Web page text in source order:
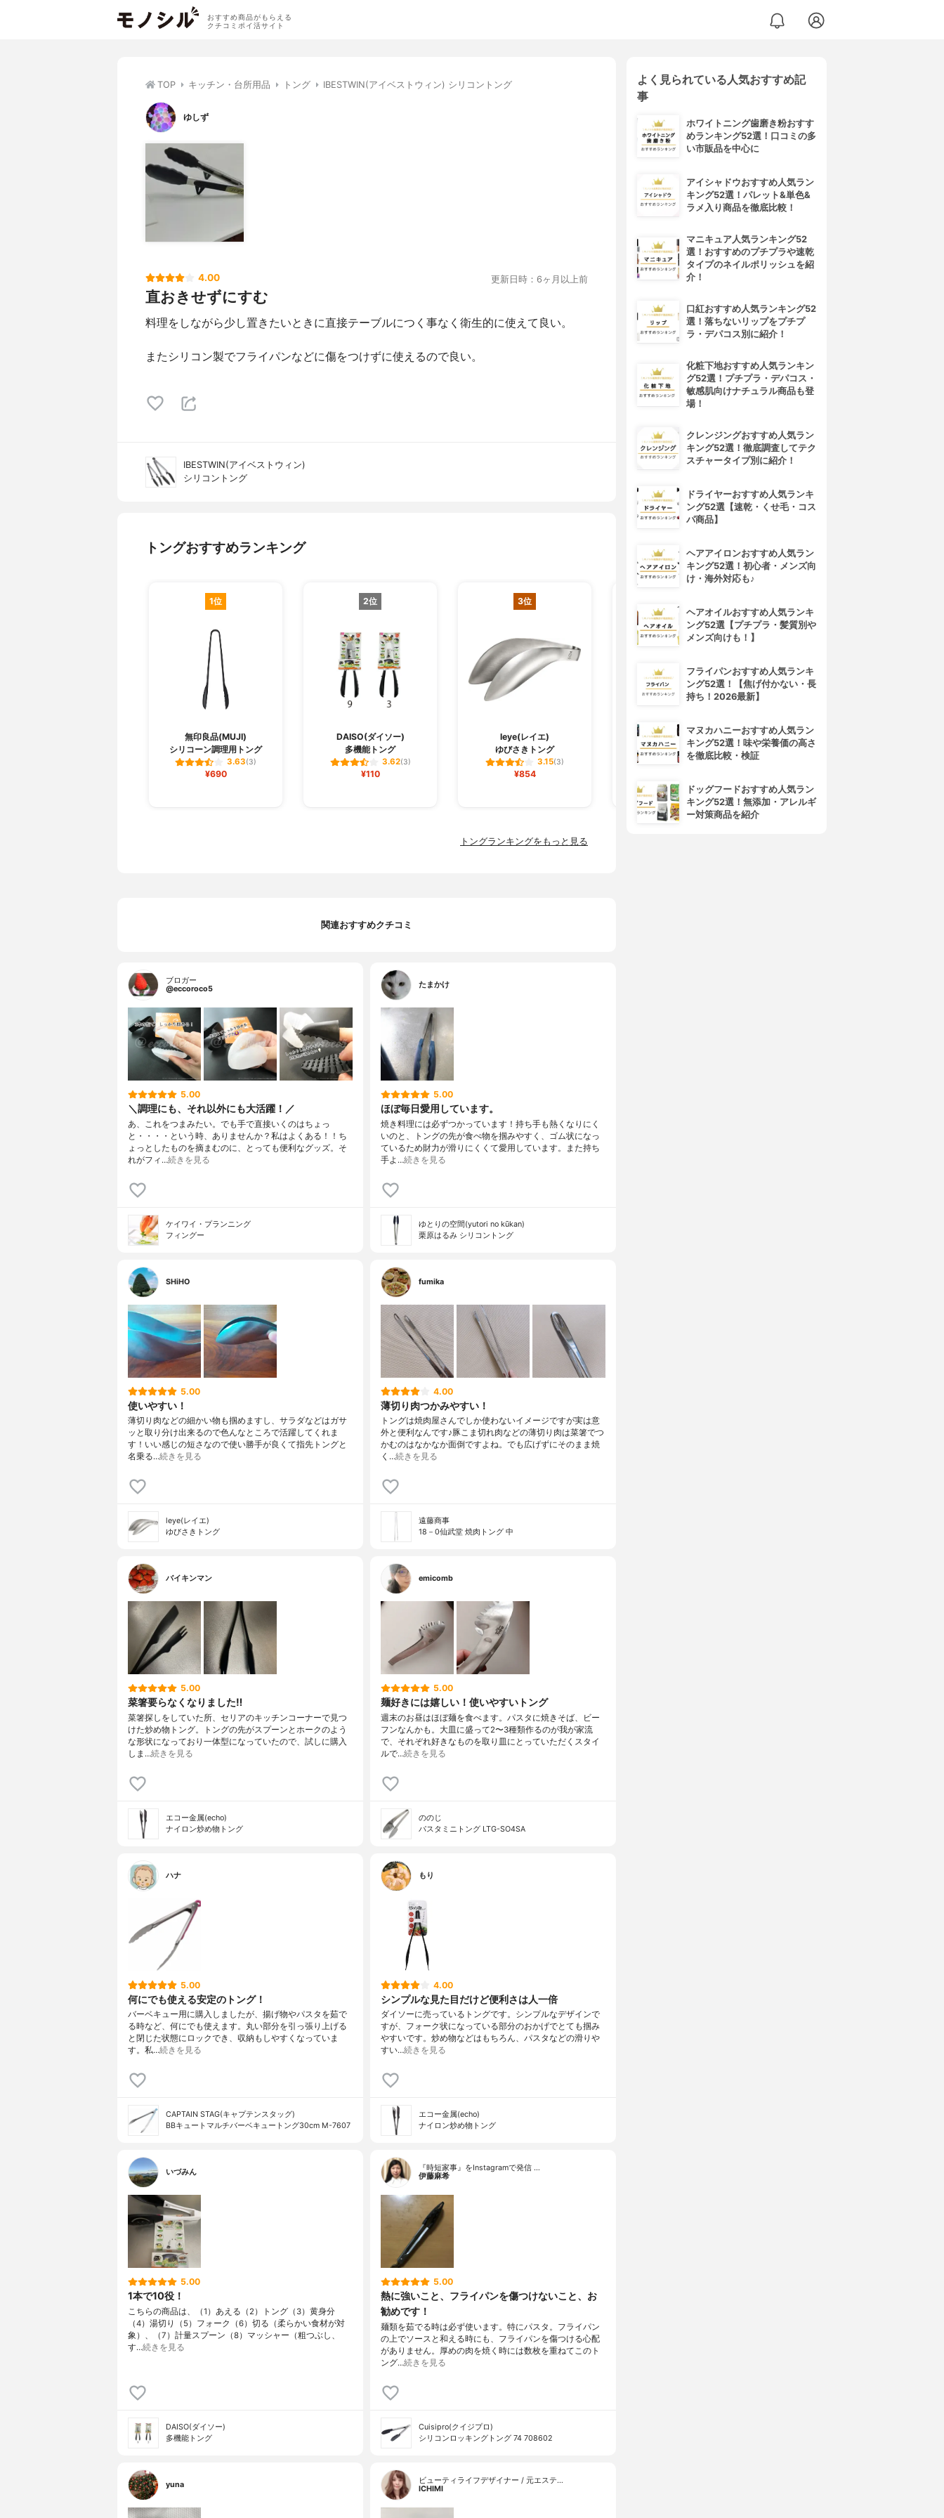
おすすめ商品がもらえる
クチコミポイ活サイト
TOP キッチン・台所用品 トング IBESTWIN(アイベストウィン) シリコントング
ゆしず
4.00 更新日時：6ヶ月以上前
直おきせずにすむ
料理をしながら少し置きたいときに直接テーブルにつく事なく衛生的に使えて良い。
またシリコン製でフライパンなどに傷をつけずに使えるので良い。
IBESTWIN(アイベストウィン)
シリコントング
トングおすすめランキング
1位
無印良品(MUJI)
シリコーン調理用トング
3.63(3)
¥690
2位
DAISO(ダイソー)
多機能トング
3.62(3)
¥110
3位
leye(レイエ)
ゆびさきトング
3.15(3)
¥854
Todai(トーダイ)
18-0 クレーバートング エコノ
ミータイプ
¥460
IBESTWIN(アイベストウィン)
シリコントング
トングランキングをもっと見る
関連おすすめクチコミ
ブロガー
@eccoroco5
5.00
＼調理にも、それ以外にも大活躍！／
あ、これをつまみたい。でも手で直接いくのはちょっ
と・・・・という時、ありませんか？私はよくある！！ち
ょっとしたものを摘まむのに、とっても便利なグッズ。そ
れがフィ…続きを見る
ケイワイ・プランニング
フィングー
たまかけ
5.00
ほぼ毎日愛用しています。
焼き料理には必ずつかっています！持ち手も熱くなりにく
いのと、トングの先が食べ物を掴みやすく、ゴム状になっ
ているため財力が滑りにくくて愛用しています。また持ち
手よ…続きを見る
ゆとりの空間(yutori no kūkan)
栗原はるみ シリコントング
SHiHO
5.00
使いやすい！
薄切り肉などの細かい物も掴めますし、サラダなどはガサ
ッと取り分け出来るので色んなところで活躍してくれま
す！いい感じの短さなので使い勝手が良くて指先トングと
名乗る…続きを見る
leye(レイエ)
ゆびさきトング
fumika
4.00
薄切り肉つかみやすい！
トングは焼肉屋さんでしか使わないイメージですが実は意
外と便利なんです♪豚こま切れ肉などの薄切り肉は菜箸でつ
かむのはなかなか面倒ですよね。でも広げずにそのまま焼
く…続きを見る
遠藤商事
18－0仙武堂 焼肉トング 中
バイキンマン
5.00
菜箸要らなくなりました‼︎
菜箸探しをしていた所、セリアのキッチンコーナーで見つ
けた炒め物トング。トングの先がスプーンとホークのよう
な形状になっており一体型になっていたので、試しに購入
しま…続きを見る
エコー金属(echo)
ナイロン炒め物トング
emicomb
5.00
麺好きには嬉しい！使いやすいトング
週末のお昼はほぼ麺を食べます。パスタに焼きそば、ビー
フンなんかも。大皿に盛って2〜3種類作るのが我が家流
で、それぞれ好きなものを取り皿にとっていただくスタイ
ルで…続きを見る
ののじ
パスタミニトング LTG-SO4SA
ハナ
5.00
何にでも使える安定のトング！
バーベキュー用に購入しましたが、揚げ物やパスタを茹で
る時など、何にでも使えます。丸い部分を引っ張り上げる
と閉じた状態にロックでき、収納もしやすくなっていま
す。私…続きを見る
CAPTAIN STAG(キャプテンスタッグ)
BBキュートマルチバーベキュートング30cm M-7607
もり
4.00
シンプルな見た目だけど便利さは人一倍
ダイソーに売っているトングです。シンプルなデザインで
すが、フォーク状になっている部分のおかげでとても掴み
やすいです。炒め物などはもちろん、パスタなどの滑りや
すい…続きを見る
エコー金属(echo)
ナイロン炒め物トング
いづみん
5.00
1本で10役！
こちらの商品は、（1）あえる（2）トング（3）黄身分
（4）湯切り（5）フォーク（6）切る（柔らかい食材が対
象）、（7）計量スプーン（8）マッシャー（粗つぶし、
す…続きを見る
DAISO(ダイソー)
多機能トング
『時短家事』をInstagramで発信 …
伊藤麻希
5.00
熱に強いこと、フライパンを傷つけないこと、お
勧めです！
麺類を茹でる時は必ず使います。特にパスタ。フライパン
の上でソースと和える時にも、フライパンを傷つける心配
がありません。厚めの肉を焼く時には数枚を重ねてこのト
ング…続きを見る
Cuisipro(クイジプロ)
シリコンロッキングトング 74 708602
yuna
ビューティライフデザイナー / 元エステ…
ICHIMI
よく見られている人気おすすめ記
事
ホワイトニング歯磨き粉おすす
めランキング52選！口コミの多
い市販品を中心に
アイシャドウおすすめ人気ラン
キング52選！パレット&単色&
ラメ入り商品を徹底比較！
マニキュア人気ランキング52
選！おすすめのプチプラや速乾
タイプのネイルポリッシュを紹
介！
口紅おすすめ人気ランキング52
選！落ちないリップをプチプ
ラ・デパコス別に紹介！
化粧下地おすすめ人気ランキン
グ52選！プチプラ・デパコス・
敏感肌向けナチュラル商品も登
場！
クレンジングおすすめ人気ラン
キング52選！徹底調査してテク
スチャータイプ別に紹介！
ドライヤーおすすめ人気ランキ
ング52選【速乾・くせ毛・コス
パ商品】
ヘアアイロンおすすめ人気ラン
キング52選！初心者・メンズ向
け・海外対応も♪
ヘアオイルおすすめ人気ランキ
ング52選【プチプラ・髪質別や
メンズ向けも！】
フライパンおすすめ人気ランキ
ング52選！【焦げ付かない・長
持ち！2026最新】
マヌカハニーおすすめ人気ラン
キング52選！味や栄養価の高さ
を徹底比較・検証
ドッグフードおすすめ人気ラン
キング52選！無添加・アレルギ
ー対策商品を紹介